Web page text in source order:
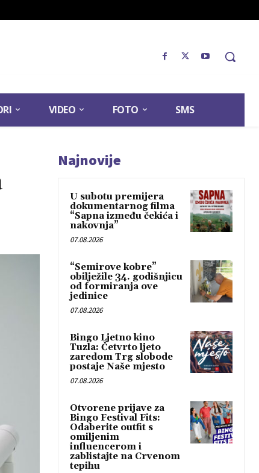
VIDEO FOTO SMS
Najnovije
U subotu premijera
dokumentarnog filma
“Sapna između čekića i
nakovnja”
07.08.2026
“Semirove kobre”
obilježile 34. godišnjicu
od formiranja ove
jedinice
07.08.2026
Bingo Ljetno kino
Tuzla: Četvrto ljeto
zaredom Trg slobode
postaje Naše mjesto
07.08.2026
Otvorene prijave za
Bingo Festival Fits:
Odaberite outfit s
omiljenim
influencerom i
zablistajte na Crvenom
tepihu